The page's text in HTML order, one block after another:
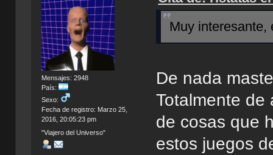
Mensajes: 2948
País:
Sexo:
Fecha de registro: Marzo 25,
2016, 20:05:23 pm
"Viajero del Universo"
Muy
De nada
Totalmente de
de cosas que
estos juegos